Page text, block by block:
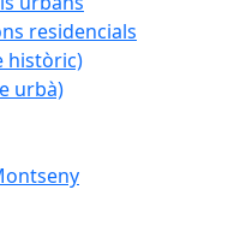
residencials
històric)
urbà)